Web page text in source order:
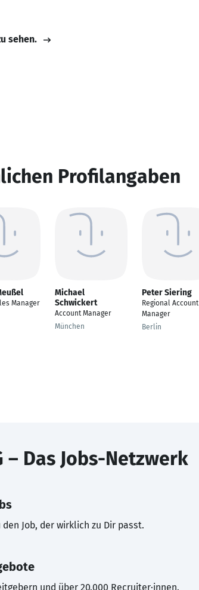
sehen.
Profilangaben
Manager
Michael
Schwickert
Account Manager
München
Peter Siering
Regional Account
Manager
Berlin
– Das Jobs-Netzwerk
Job, der wirklich zu Dir passt.
und über 20.000 Recruiter·innen.